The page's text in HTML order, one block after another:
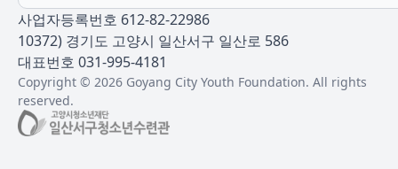
사업자등록번호 612-82-22986
10372) 경기도 고양시 일산서구 일산로 586
대표번호 031-995-4181
Copyright © 2026 Goyang City Youth Foundation. All rights
reserved.